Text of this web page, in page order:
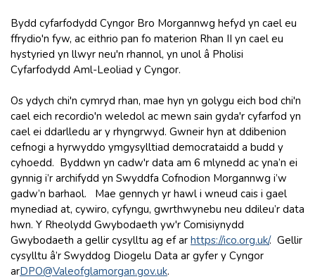
Bydd cyfarfodydd Cyngor Bro Morgannwg hefyd yn cael eu
ffrydio'n fyw, ac eithrio pan fo materion Rhan II yn cael eu
hystyried yn llwyr neu'n rhannol, yn unol â Pholisi
Cyfarfodydd Aml-Leoliad y Cyngor.
Os ydych chi'n cymryd rhan, mae hyn yn golygu eich bod chi'n
cael eich recordio'n weledol ac mewn sain gyda'r cyfarfod yn
cael ei ddarlledu ar y rhyngrwyd. Gwneir hyn at ddibenion
cefnogi a hyrwyddo ymgysylltiad democrataidd a budd y
cyhoedd. Byddwn yn cadw'r data am 6 mlynedd ac yna’n ei
gynnig i’r archifydd yn Swyddfa Cofnodion Morgannwg i’w
gadw’n barhaol. Mae gennych yr hawl i wneud cais i gael
mynediad at, cywiro, cyfyngu, gwrthwynebu neu ddileu’r data
hwn. Y Rheolydd Gwybodaeth yw'r Comisiynydd
Gwybodaeth a gellir cysylltu ag ef ar https://ico.org.uk/. Gellir
cysylltu â’r Swyddog Diogelu Data ar gyfer y Cyngor
arDPO@Valeofglamorgan.gov.uk.